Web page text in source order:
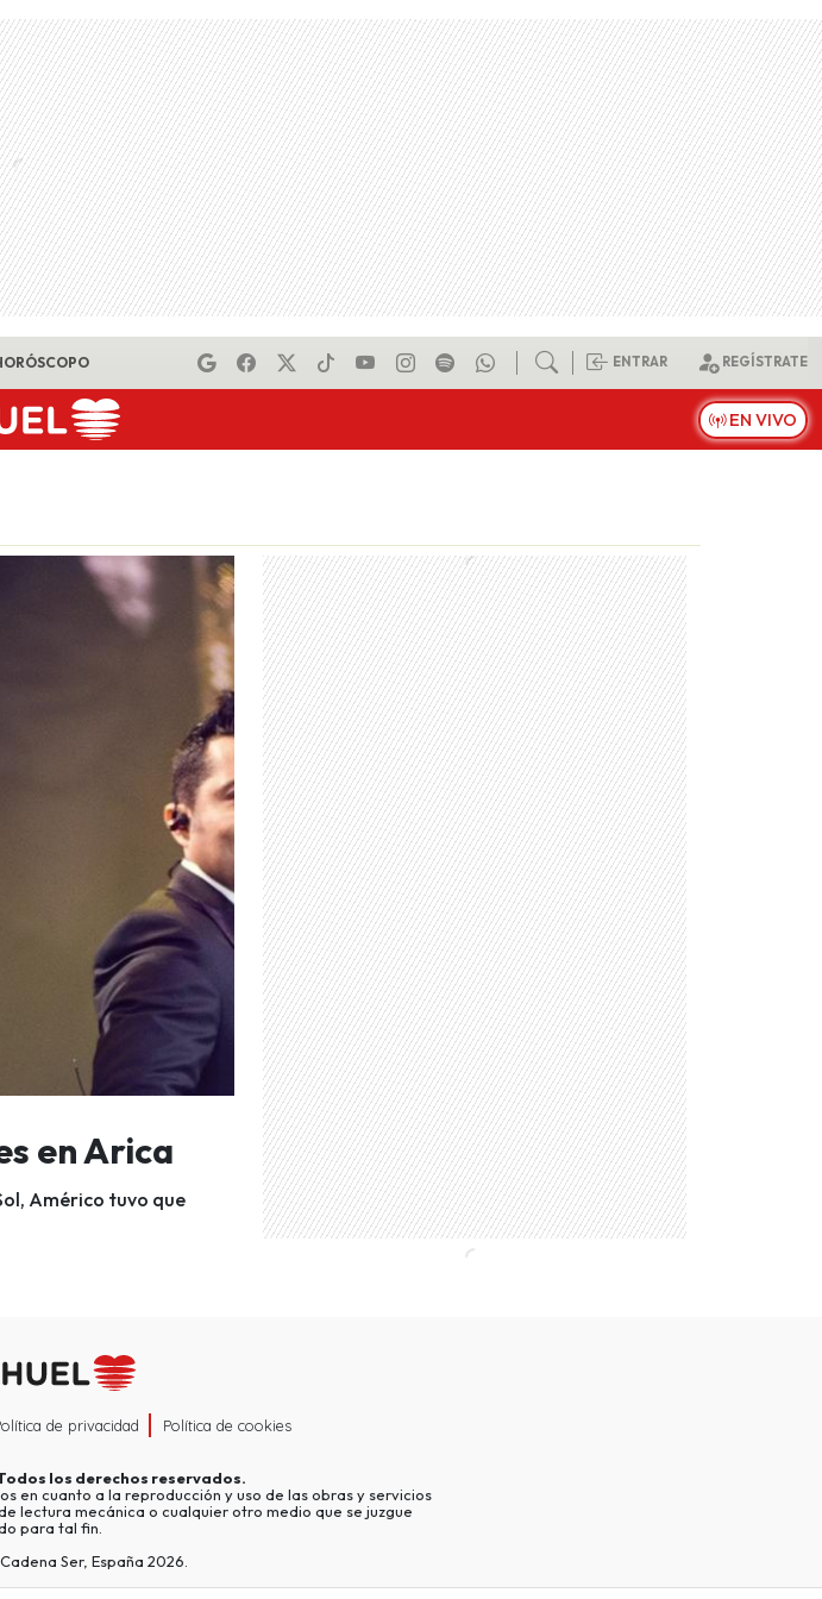
ENTRAR REGÍSTRATE
EN VIVO
en Arica
Américo tuvo que
de privacidad Política de cookies
los derechos reservados.
en cuanto a la reproducción y uso de las obras y servicios
lectura mecánica o cualquier otro medio que se juzgue
para tal fin.
Ser, España 2026.